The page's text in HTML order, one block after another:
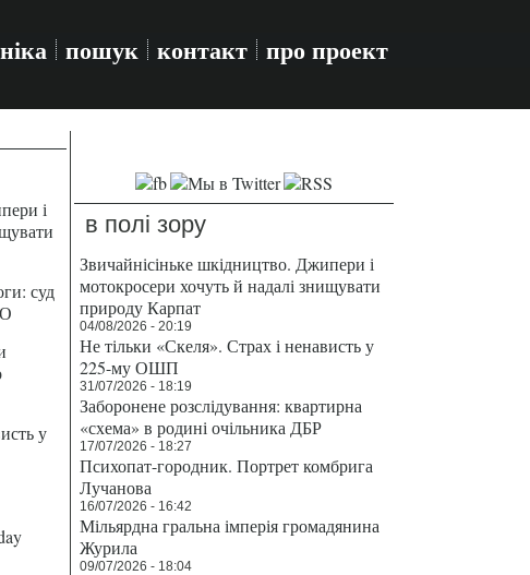
пошук контакт про проект
і
суд
у
в полі зору
Звичайнісіньке шкідництво. Джипери і
мотокросери хочуть й надалі знищувати
природу Карпат
04/08/2026 - 20:19
Не тільки «Скеля». Страх і ненависть у
225-му ОШП
31/07/2026 - 18:19
Заборонене розслідування: квартирна
«схема» в родині очільника ДБР
17/07/2026 - 18:27
Психопат-городник. Портрет комбрига
Лучанова
16/07/2026 - 16:42
Мільярдна гральна імперія громадянина
Журила
09/07/2026 - 18:04